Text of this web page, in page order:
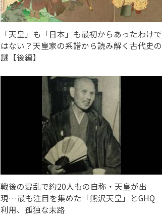
「天皇」も「日本」も最初からあったわけで
はない？天皇家の系譜から読み解く古代史の
謎【後編】
戦後の混乱で約20人もの自称・天皇が出
現…最も注目を集めた「熊沢天皇」とGHQ
利用、孤独な末路